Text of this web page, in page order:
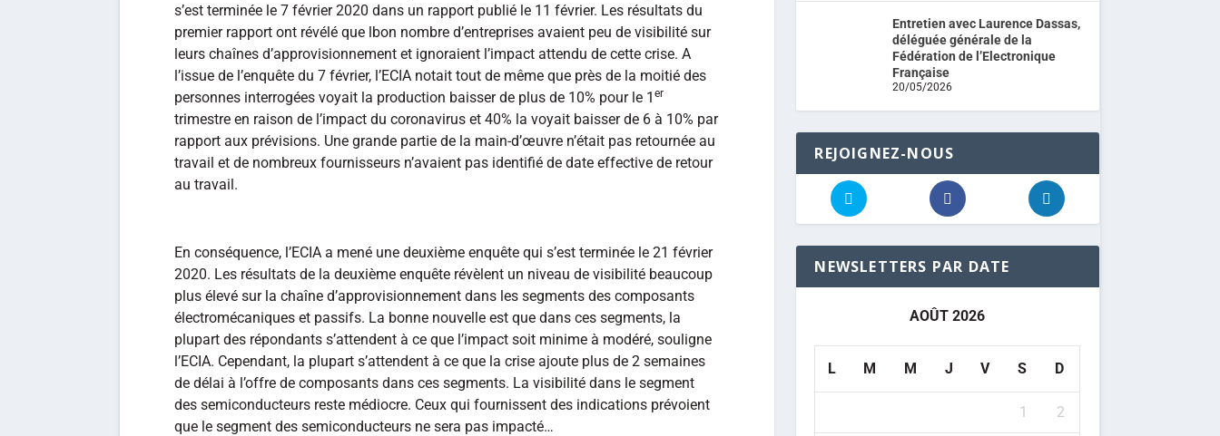
s’est terminée le 7 février 2020 dans un rapport publié le 11 février. Les résultats du
premier rapport ont révélé que lbon nombre d’entreprises avaient peu de visibilité sur
leurs chaînes d’approvisionnement et ignoraient l’impact attendu de cette crise. A
l’issue de l’enquête du 7 février, l’ECIA notait tout de même que près de la moitié des
personnes interrogées voyait la production baisser de plus de 10% pour le 1 er
trimestre en raison de l’impact du coronavirus et 40% la voyait baisser de 6 à 10% par
rapport aux prévisions. Une grande partie de la main-d’œuvre n’était pas retournée au
travail et de nombreux fournisseurs n’avaient pas identifié de date effective de retour
au travail.
En conséquence, l’ECIA a mené une deuxième enquête qui s’est terminée le 21 février
2020. Les résultats de la deuxième enquête révèlent un niveau de visibilité beaucoup
plus élevé sur la chaîne d’approvisionnement dans les segments des composants
électromécaniques et passifs. La bonne nouvelle est que dans ces segments, la
plupart des répondants s’attendent à ce que l’impact soit minime à modéré, souligne
l’ECIA. Cependant, la plupart s’attendent à ce que la crise ajoute plus de 2 semaines
de délai à l’offre de composants dans ces segments. La visibilité dans le segment
des semiconducteurs reste médiocre. Ceux qui fournissent des indications prévoient
que le segment des semiconducteurs ne sera pas impacté…
Entretien avec Laurence Dassas,
déléguée générale de la
Fédération de l’Electronique
Française
20/05/2026
REJOIGNEZ-NOUS
NEWSLETTERS PAR DATE
AOÛT 2026
L M M J V S D
1 2